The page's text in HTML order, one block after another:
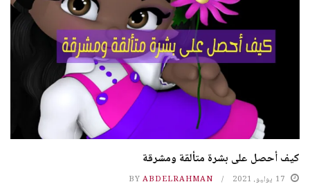
كيف أحصل على بشرة متألقة ومشرقة
17 يوليو، 2021 BY ABDELRAHMAN